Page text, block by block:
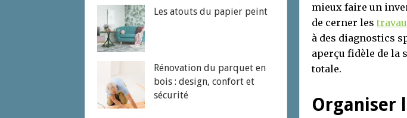
mieux faire un
de cerner les
à des diagnostics
aperçu fidèle de
totale.
Organiser
Les atouts du papier peint
Rénovation du parquet en
bois : design, confort et
sécurité